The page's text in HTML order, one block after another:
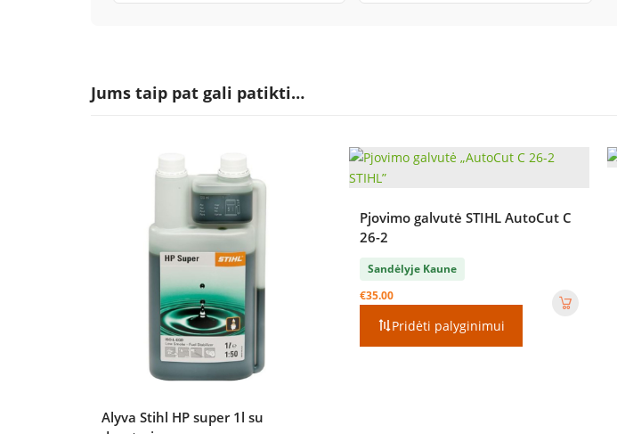
Jums taip pat gali patikti…
Alyva Stihl HP super 1l su
Pjovimo galvutė STIHL AutoCut C
26-2
Sandėlyje Kaune
€35.00
Pridėti palyginimui